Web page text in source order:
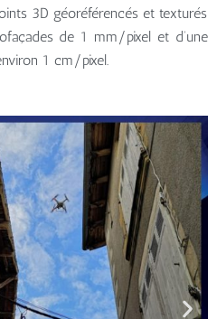
3D géoréférencés et texturés
de 1 mm/pixel et d’une
1 cm/pixel.